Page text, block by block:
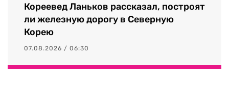
Кореевед Ланьков рассказал, построят
ли железную дорогу в Северную
Корею
07.08.2026 / 06:30